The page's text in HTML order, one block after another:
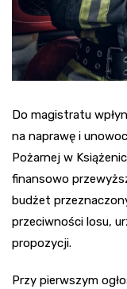
Do magistratu
na naprawę i
Pożarnej w
finansowo
budżet
przeciwności losu,
propozycji.
Przy pierwszym